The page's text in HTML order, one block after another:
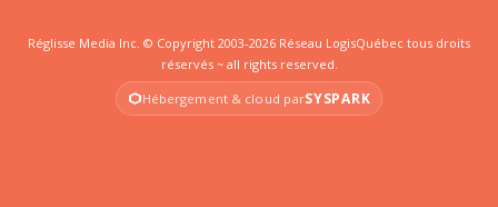
Réglisse Media Inc. © Copyright 2003-2026 Réseau LogisQuébec tous droits
réservés ~ all rights reserved.
Hébergement & cloud parSYSPARK